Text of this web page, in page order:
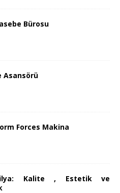
Bürosu
Asansörü
Forces Makina
Kalite , Estetik ve